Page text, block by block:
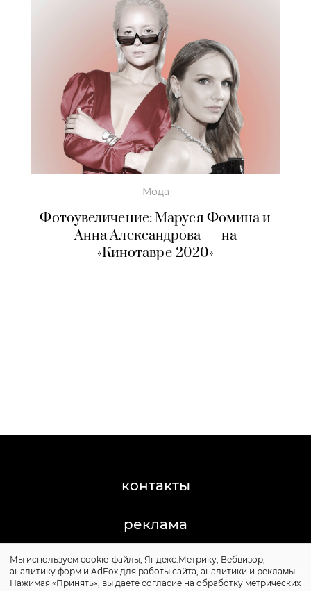
Мода
Фотоувеличение: Маруся Фомина и
Анна Александрова — на
«Кинотавре-2020»
контакты
реклама
©2011-2026 Posta-Magazine
Сайт может содержать контент, не предназначенный
Мы используем cookie-файлы, Яндекс.Метрику, Вебвизор,
аналитику форм и AdFox для работы сайта, аналитики и рекламы.
Нажимая «Принять», вы даете согласие на обработку метрических